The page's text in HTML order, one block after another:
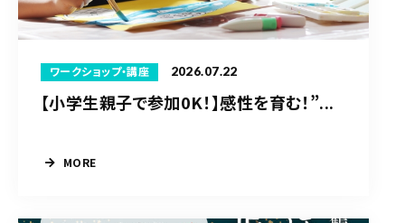
ワークショップ・講座 2026.07.22
【小学生親子で参加0K！】感性を育む！”...
MORE